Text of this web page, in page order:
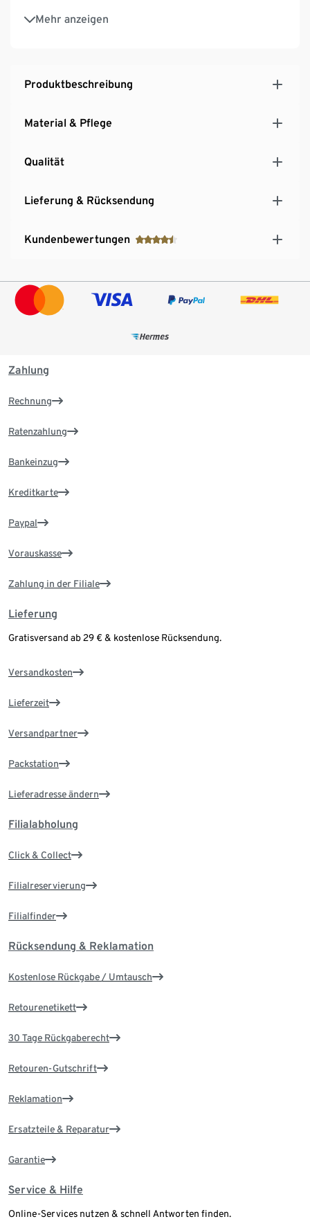
Mehr anzeigen
Aus hochwertigem, robustem Rubberwoodholz
Produktbeschreibung
Material & Pflege
Qualität
Lieferung & Rücksendung
Kundenbewertungen
Zahlung
Rechnung
Ratenzahlung
Bankeinzug
Kreditkarte
Paypal
Vorauskasse
Zahlung in der Filiale
Lieferung
Gratisversand ab 29 € & kostenlose Rücksendung.
Versandkosten
Lieferzeit
Versandpartner
Packstation
Lieferadresse ändern
Filialabholung
Click & Collect
Filialreservierung
Filialfinder
Rücksendung & Reklamation
Kostenlose Rückgabe / Umtausch
Retourenetikett
30 Tage Rückgaberecht
Retouren-Gutschrift
Reklamation
Ersatzteile & Reparatur
Garantie
Service & Hilfe
Online-Services nutzen & schnell Antworten finden.